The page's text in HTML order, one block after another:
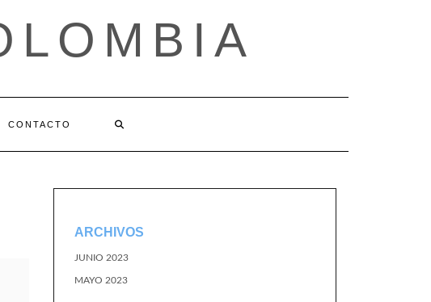
CONTACTO
ARCHIVOS
JUNIO 2023
MAYO 2023